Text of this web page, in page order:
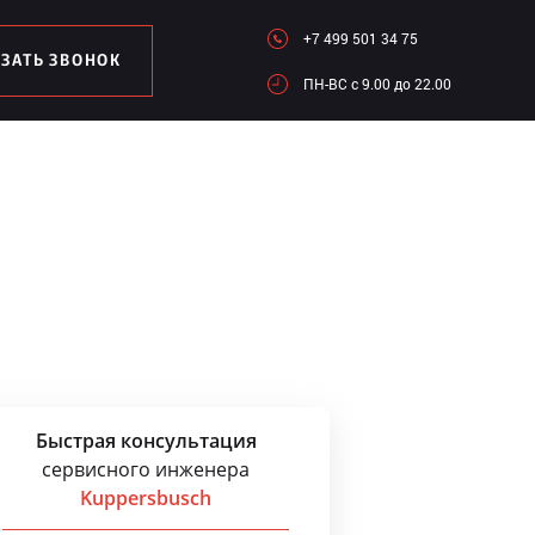
ЗВОНОК
+7 499 501 34 75
ПН-ВC c 9.00 до 22.00
Быстрая консультация
сервисного инженера
Kuppersbusch